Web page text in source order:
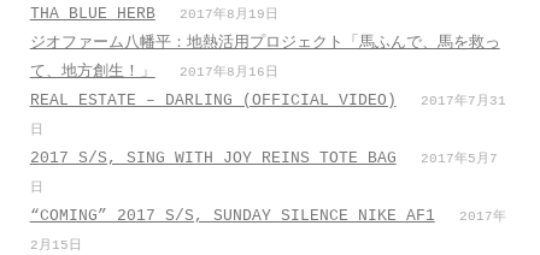
THA BLUE HERB 2017年8月19日
ジオファーム八幡平：地熱活用プロジェクト「馬ふんで、馬を救っ
て、地方創生！」
2017年8月16日
REAL ESTATE – DARLING (OFFICIAL VIDEO)
2017年7月31
日
2017 S/S, SING WITH JOY REINS TOTE BAG
2017年5月7
日
“COMING” 2017 S/S, SUNDAY SILENCE NIKE AF1
2017年
2月15日